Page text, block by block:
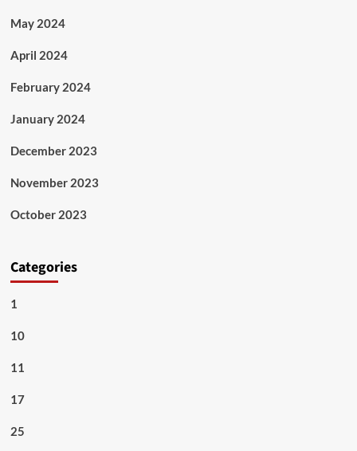
May 2024
April 2024
February 2024
January 2024
December 2023
November 2023
October 2023
Categories
1
10
11
17
25